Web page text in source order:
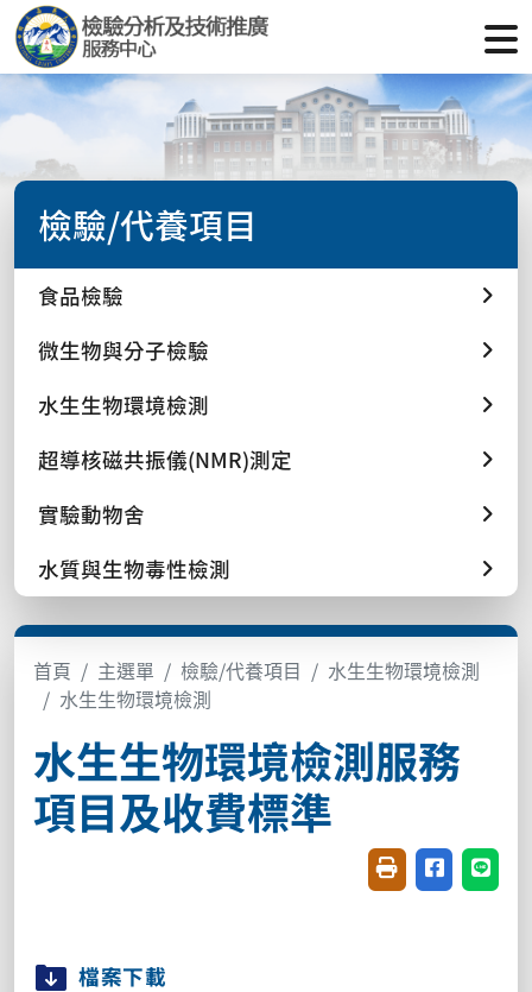
檢驗/代養項目
食品檢驗
微生物與分子檢驗
水生生物環境檢測
超導核磁共振儀(NMR)測定
實驗動物舍
水質與生物毒性檢測
首頁 主選單 檢驗/代養項目
水生生物環境檢測
水生生物環境檢測
水生生物環境檢測服務
項目及收費標準
友善列印(開新視
分享至臉書
分享
檔案下載